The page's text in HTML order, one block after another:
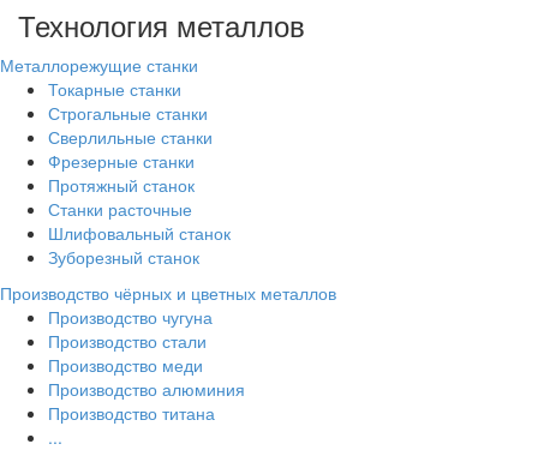
Технология металлов
Металлорежущие станки
Токарные станки
Строгальные станки
Сверлильные станки
Фрезерные станки
Протяжный станок
Станки расточные
Шлифовальный станок
Зуборезный станок
Производство чёрных и цветных металлов
Производство чугуна
Производство стали
Производство меди
Производство алюминия
Производство титана
...